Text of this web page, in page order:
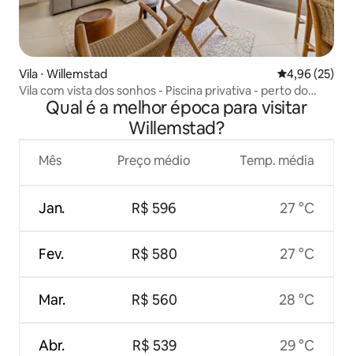
Vila ⋅ Willemstad 4,96 de uma
4,96 (25)
Vila com vista dos sonhos - Piscina privativa - perto do
MamboQual é a melhor época para visitar
Willemstad?
Mês
Jan.
Fev.
Mar.
Abr.
Preço médio
R$ 596
R$ 580
R$ 560
R$ 539
Temp. média
27 °C
27 °C
28 °C
29 °C